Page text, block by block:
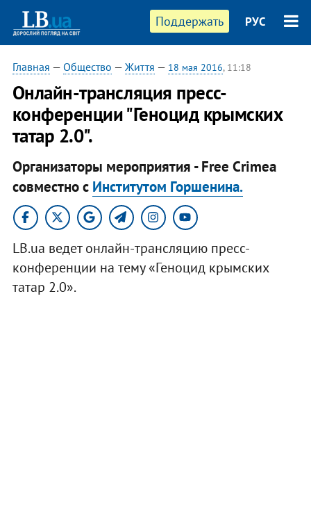
Поддержать РУС
Главная — Общество — Життя — 18 мая 2016, 11:18
Онлайн-трансляция пресс-
конференции "Геноцид крымских
татар 2.0".
Организаторы мероприятия - Free Crimea
совместно с Институтом Горшенина.
LB.ua ведет онлайн-трансляцию пресс-
конференции на тему «Геноцид крымских
татар 2.0».